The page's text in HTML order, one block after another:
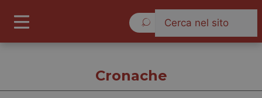
Cronache